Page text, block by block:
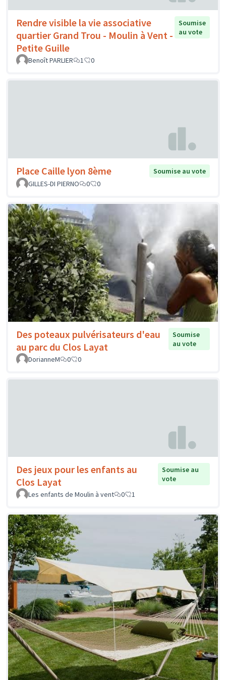
Rendre visible la vie associative
quartier Grand Trou - Moulin à Vent -
Petite Guille
Soumise
au vote
Benoît PARLIER 1 0
Place Caille lyon 8ème
Soumise au vote
GILLES-DI PIERNO
0 0
Des poteaux pulvérisateurs d'eau
au parc du Clos Layat
Soumise
au vote
DorianneM
0 0
Des jeux pour les enfants au
Clos Layat
Soumise au
vote
Les enfants de Moulin à vent
0 1